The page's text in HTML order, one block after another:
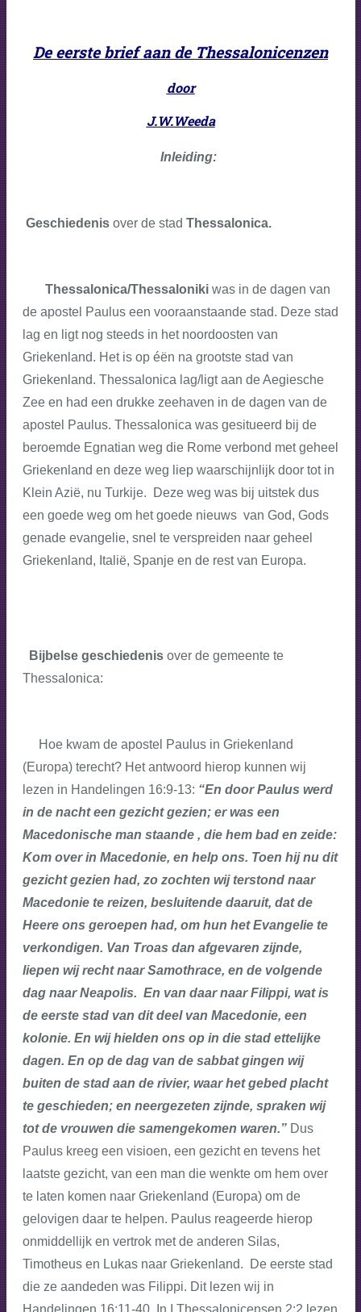
De eerste brief aan de Thessalonicenzen
door
J.W.Weeda
Inleiding:
Geschiedenis over de stad Thessalonica.
Thessalonica/Thessalonikiwas in de dagen van
de apostel Paulus een vooraanstaande stad. Deze stad
lag en ligt nog steeds in het noordoosten van
Griekenland. Het is op éën na grootste stad van
Griekenland. Thessalonica lag/ligt aan de Aegiesche
Zee en had een drukke zeehaven in de dagen van de
apostel Paulus. Thessalonica was gesitueerd bij de
beroemde Egnatian weg die Rome verbond met geheel
Griekenland en deze weg liep waarschijnlijk door tot in
Klein Azië, nu Turkije. Deze weg was bij uitstek dus
een goede weg om het goede nieuws van God, Gods
genade evangelie, snel te verspreiden naar geheel
Griekenland, Italië, Spanje en de rest van Europa.
Bijbelse geschiedenisover de gemeente te
Thessalonica:
Hoe kwam de apostel Paulus in Griekenland
(Europa) terecht? Het antwoord hierop kunnen wij
lezen in Handelingen 16:9-13: “En door Paulus werd
in de nacht een gezicht gezien; er was een
Macedonische man staande , die hem bad en zeide:
Kom over in Macedonie, en help ons. Toen hij nu dit
gezicht gezien had, zo zochten wij terstond naar
Macedonie te reizen, besluitende daaruit, dat de
Heere ons geroepen had, om hun het Evangelie te
verkondigen. Van Troas dan afgevaren zijnde,
liepen wij recht naar Samothrace, en de volgende
dag naar Neapolis. En van daar naar Filippi, wat is
de eerste stad van dit deel van Macedonie, een
kolonie. En wij hielden ons op in die stad ettelijke
dagen. En op de dag van de sabbat gingen wij
buiten de stad aan de rivier, waar het gebed placht
te geschieden; en neergezeten zijnde, spraken wij
tot de vrouwen die samengekomen waren.”Dus
Paulus kreeg een visioen, een gezicht en tevens het
laatste gezicht, van een man die wenkte om hem over
te laten komen naar Griekenland (Europa) om de
gelovigen daar te helpen. Paulus reageerde hierop
onmiddellijk en vertrok met de anderen Silas,
Timotheus en Lukas naar Griekenland. De eerste stad
die ze aandeden was Filippi. Dit lezen wij in
Handelingen 16:11-40. In I Thessalonicensen 2:2 lezen